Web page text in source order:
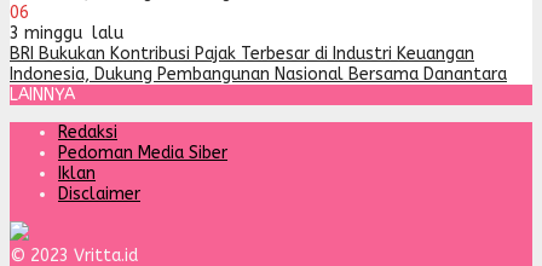
06
3 minggu lalu
BRI Bukukan Kontribusi Pajak Terbesar di Industri Keuangan
Indonesia, Dukung Pembangunan Nasional Bersama Danantara
LAINNYA
Redaksi
Pedoman Media Siber
Iklan
Disclaimer
© 2023 Vritta.id